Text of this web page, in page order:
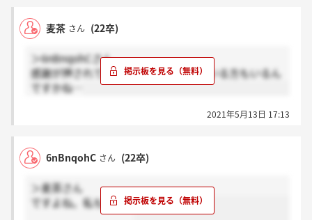
麦茶 さん (22卒)
＞6nBnqohCさん
感謝が押されてるということは、来ている方もいるん
ですかね…
2021年5月13日 17:13
6nBnqohC さん (22卒)
＞麦茶さん
ですよね。私もです。